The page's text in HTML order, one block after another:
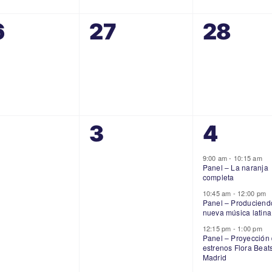
0
27
0
28
0
3
4
4
9:00 am- 10:15 am
Panel – La naranja
completa
10:45 am - 12:00 pm
Panel –
nueva música latina
12:15 pm - 1:00 pm
Panel – Proyección
estrenos Flora
Madrid